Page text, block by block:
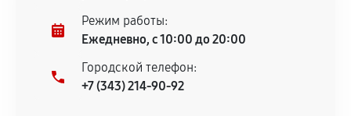
Режим работы:
Ежедневно, с 10:00 до 20:00
Городской телефон:
+7 (343) 214-90-92